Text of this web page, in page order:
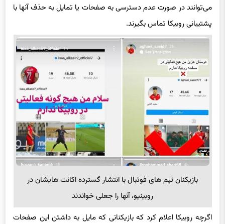
می‌توانند در صورت عدم دسترسی به صفحات یا تمایل به حذف آنها با
پشتیبانیروبیکا تماس بگیرند.
بازیکنان تیم های فوتبال با انتشار گسترده اکانت هایشان در
روبینیو، آنها را جعلی خواندند
اگرچه روبیکا اعلام کرد که بازیکنانی که مایل به داشتن این صفحات